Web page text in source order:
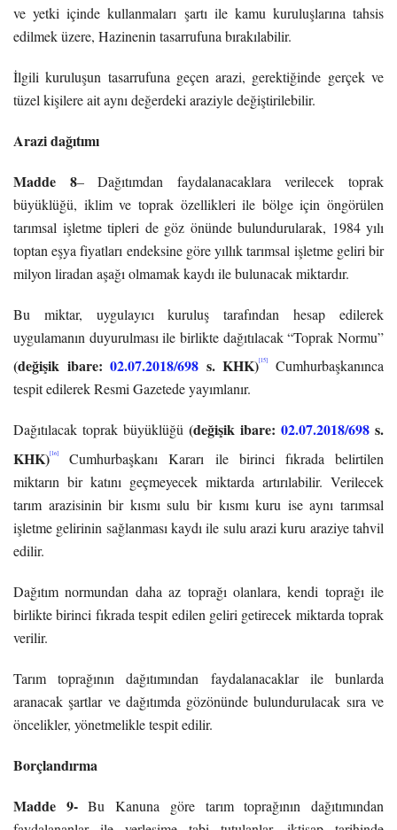
ve yetki içinde kullanmaları şartı ile kamu kuruluşlarına tahsis
edilmek üzere, Hazinenin tasarrufuna bırakılabilir.
İlgili kuruluşun tasarrufuna geçen arazi, gerektiğinde gerçek ve
tüzel kişilere ait aynı değerdeki araziyle değiştirilebilir.
Arazi dağıtımı
Madde 8– Dağıtımdan faydalanacaklara verilecek toprak
büyüklüğü, iklim ve toprak özellikleri ile bölge için öngörülen
tarımsal işletme tipleri de göz önünde bulundurularak, 1984 yılı
toptan eşya fiyatları endeksine göre yıllık tarımsal işletme geliri bir
milyon liradan aşağı olmamak kaydı ile bulunacak miktardır.
Bu miktar, uygulayıcı kuruluş tarafından hesap edilerek
uygulamanın duyurulması ile birlikte dağıtılacak “Toprak Normu”
(değişik ibare:02.07.2018/698 s. KHK)[15]
Cumhurbaşkanınca
tespit edilerek Resmi Gazetede yayımlanır.
Dağıtılacak toprak büyüklüğü (değişik ibare: 02.07.2018/698 s.
KHK)[16]
Cumhurbaşkanı Kararı ile birinci fıkrada belirtilen
miktarın bir katını geçmeyecek miktarda artırılabilir. Verilecek
tarım arazisinin bir kısmı sulu bir kısmı kuru ise aynı tarımsal
işletme gelirinin sağlanması kaydı ile sulu arazi kuru araziye tahvil
edilir.
Dağıtım normundan daha az toprağı olanlara, kendi toprağı ile
birlikte birinci fıkrada tespit edilen geliri getirecek miktarda toprak
verilir.
Tarım toprağının dağıtımından faydalanacaklar ile bunlarda
aranacak şartlar ve dağıtımda gözönünde bulundurulacak sıra ve
öncelikler, yönetmelikle tespit edilir.
Borçlandırma
Madde 9-Bu Kanuna göre tarım toprağının dağıtımından